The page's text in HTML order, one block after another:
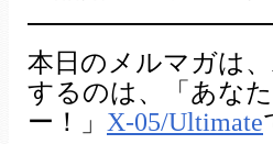
本日のメルマガは
するのは、「あな
ー！」 X-05/Ultimate